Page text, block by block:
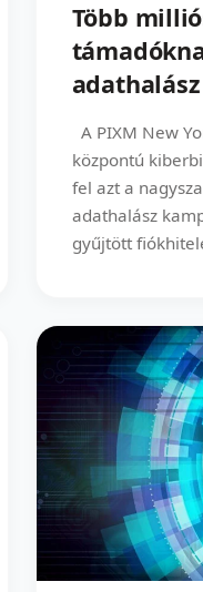
Több
A PIXM New
központú
fel azt a
adathalász
gyűjtött